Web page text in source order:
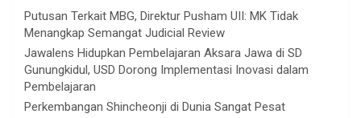
Putusan Terkait MBG, Direktur Pusham UII: MK Tidak
Menangkap Semangat Judicial Review
Jawalens Hidupkan Pembelajaran Aksara Jawa di SD
Gunungkidul, USD Dorong Implementasi Inovasi dalam
Pembelajaran
Perkembangan Shincheonji di Dunia Sangat Pesat